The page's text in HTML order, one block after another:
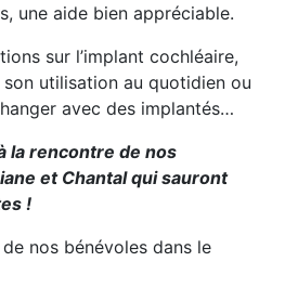
une aide bien appréciable.
sur l’implant cochléaire,
utilisation au quotidien ou
avec des implantés…
la rencontre de nos
et Chantal qui sauront
!
nos bénévoles dans le